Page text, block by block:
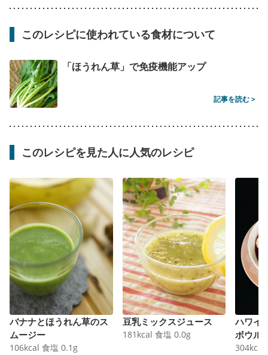
このレシピに使われている食材について
「ほうれん草」で免疫機能アップ
記事を読む >
このレシピを見た人に人気のレシピ
バナナとほうれん草のス
ムージー
106kcal 食塩 0.1g
豆乳ミックスジュース
181 kcal 食塩 0.0g
ハワイ
ボウル
304kcal